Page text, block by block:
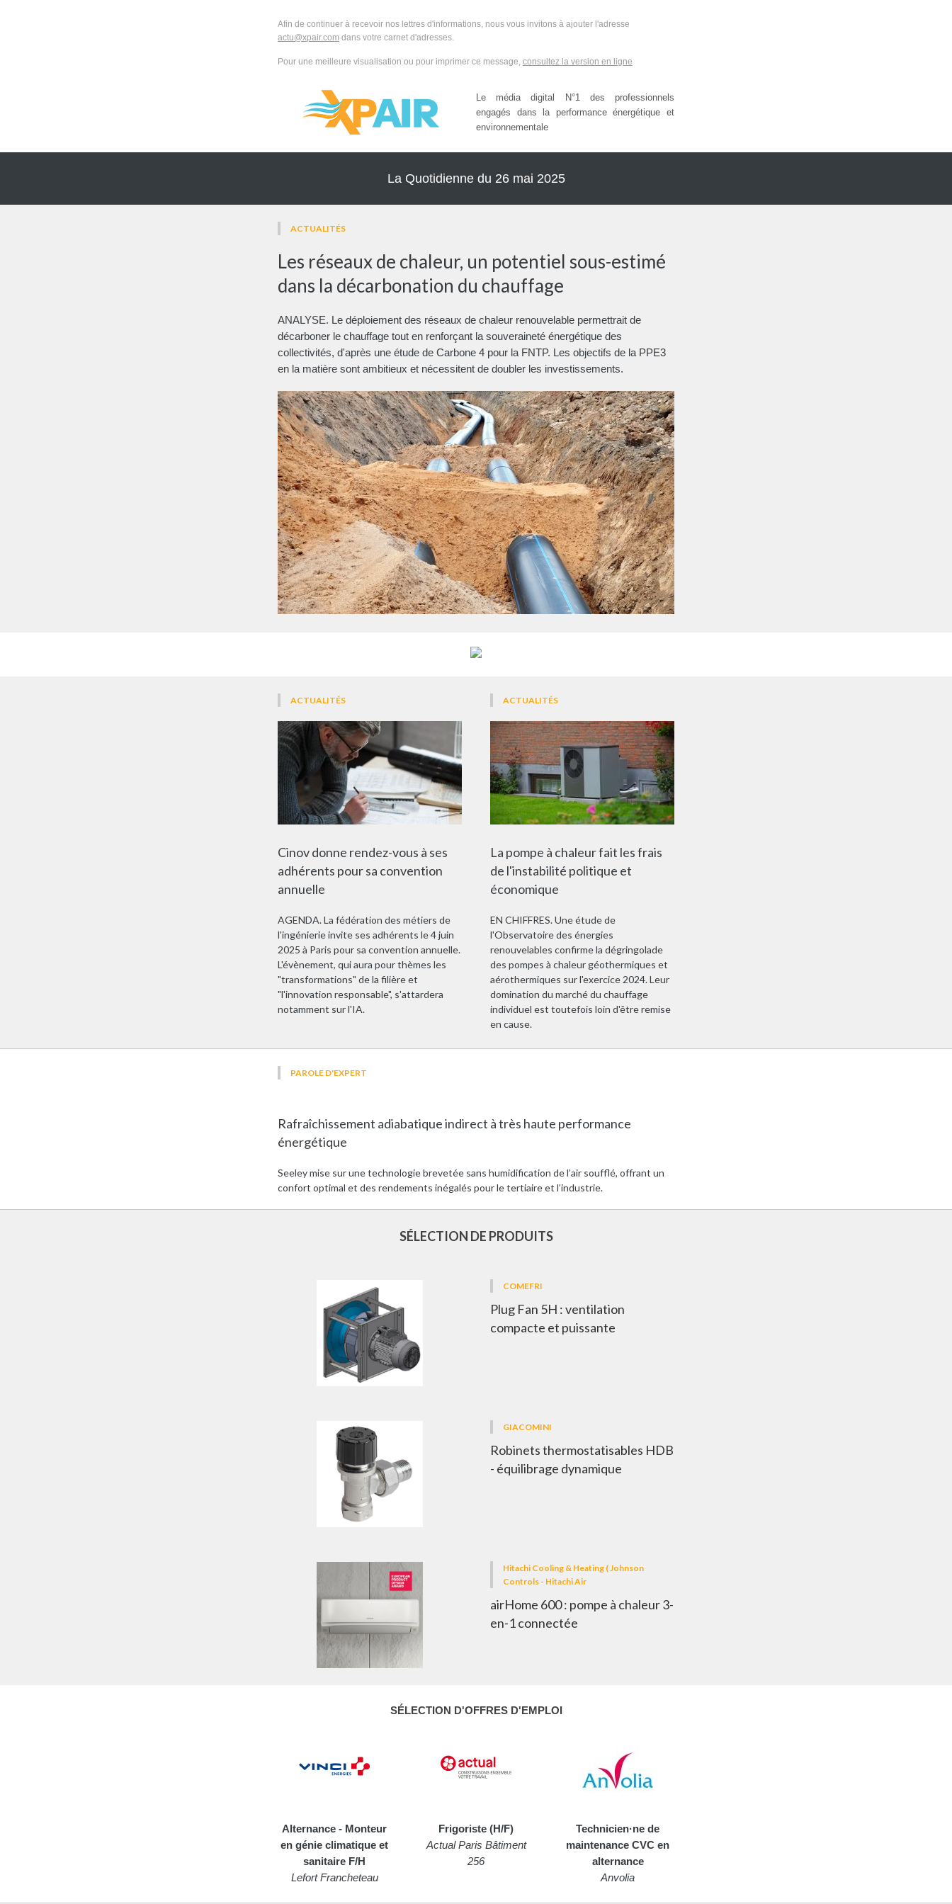
Afin de continuer à recevoir nos lettres d'informations, nous vous invitons à ajouter l'adresse
actu@xpair.com dans votre carnet d'adresses.
Pour une meilleure visualisation ou pour imprimer ce message, consultez la version en ligne
Le média digital N°1 des professionnels
engagés dans la performance énergétique et
environnementale
La Quotidienne du 26 mai 2025
ACTUALITÉS
Les réseaux de chaleur, un potentiel sous-estimé
dans la décarbonation du chauffage
ANALYSE. Le déploiement des réseaux de chaleur renouvelable permettrait de
décarboner le chauffage tout en renforçant la souveraineté énergétique des
collectivités, d'après une étude de Carbone 4 pour la FNTP. Les objectifs de la PPE3
en la matière sont ambitieux et nécessitent de doubler les investissements.
ACTUALITÉS
Cinov donne rendez-vous à ses
adhérents pour sa convention
annuelle
AGENDA. La fédération des métiers de
l'ingénierie invite ses adhérents le 4 juin
2025 à Paris pour sa convention annuelle.
L'évènement, qui aura pour thèmes les
"transformations" de la filière et
"l'innovation responsable", s'attardera
notamment sur l'IA.
ACTUALITÉS
La pompe à chaleur fait les frais
de l'instabilité politique et
économique
EN CHIFFRES. Une étude de
l'Observatoire des énergies
renouvelables confirme la dégringolade
des pompes à chaleur géothermiques et
aérothermiques sur l'exercice 2024. Leur
domination du marché du chauffage
individuel est toutefois loin d'être remise
en cause.
PAROLE D'EXPERT
Rafraîchissement adiabatique indirect à très haute performance
énergétique
Seeley mise sur une technologie brevetée sans humidification de l’air soufflé, offrant un
confort optimal et des rendements inégalés pour le tertiaire et l’industrie.
SÉLECTION DE PRODUITS
COMEFRI
Plug Fan 5H : ventilation
compacte et puissante
GIACOMINI
Robinets thermostatisables HDB
- équilibrage dynamique
Hitachi Cooling & Heating ( Johnson
Controls - Hitachi Air
airHome 600 : pompe à chaleur 3-
en-1 connectée
SÉLECTION D'OFFRES D'EMPLOI
Alternance - Monteur
en génie climatique et
sanitaire F/H
Lefort Francheteau
Frigoriste (H/F)
Actual Paris Bâtiment
256
Technicien·ne de
maintenance CVC en
alternance
Anvolia